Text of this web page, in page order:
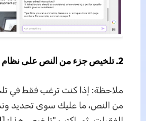
2. تلخيص جزء من النص على نظام التشغيل Mac
ملاحظة: إذا كنت ترغب فقط في
من النص، ما عليك سوى تحديد